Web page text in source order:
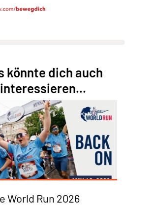
könnte dich auch
interessieren...
World Run 2026